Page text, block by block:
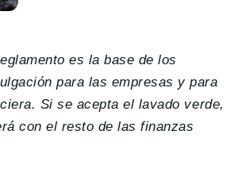
es la base de los
para las empresas y para
Si se acepta el lavado verde,
con el resto de las finanzas